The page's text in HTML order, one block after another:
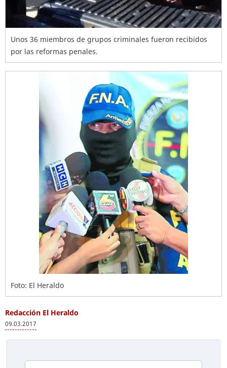
Unos 36 miembros de grupos criminales fueron recibidos
por las reformas penales.
Foto: El Heraldo
Redacción El Heraldo
09.03.2017